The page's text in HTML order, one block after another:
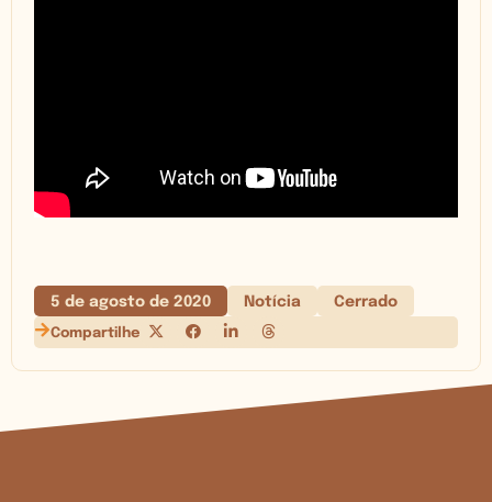
5 de agosto de 2020 Notícia Cerrado
Compartilhe